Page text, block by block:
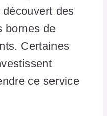
des
bornes de
Certaines
ce service